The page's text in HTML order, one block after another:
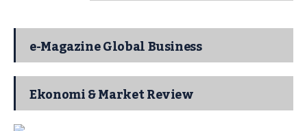
e-Magazine Global Business
Ekonomi & Market Review